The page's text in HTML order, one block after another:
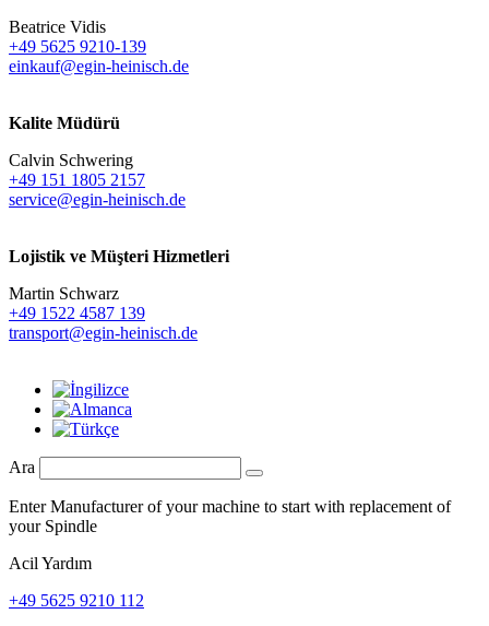
Beatrice Vidis
+49 5625 9210-139
einkauf@egin-heinisch.de
Kalite Müdürü
Calvin Schwering
+49 151 1805 2157
service@egin-heinisch.de
Lojistik ve Müşteri Hizmetleri
Martin Schwarz
+49 1522 4587 139
transport@egin-heinisch.de
Ara
Enter Manufacturer of your machine to start with replacement of
your Spindle
Acil Yardım
+49 5625 9210 112